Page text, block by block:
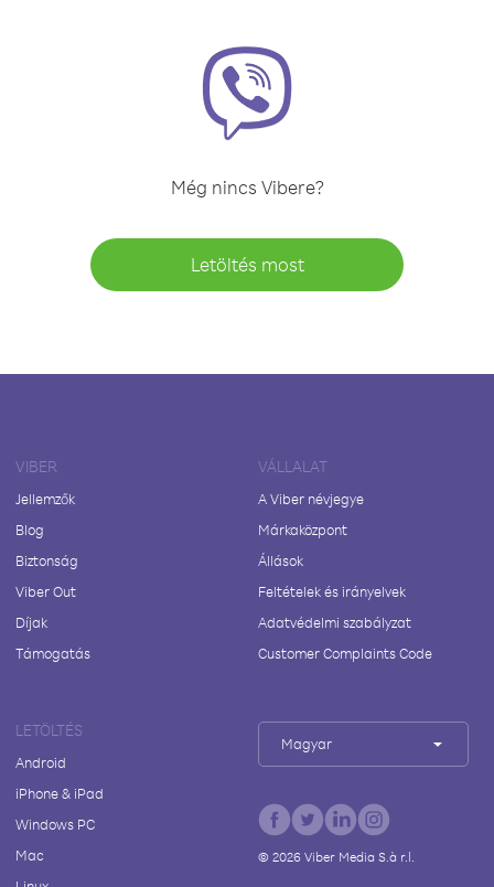
Még nincs Vibere?
Letöltés most
VIBER
Jellemzők
Blog
Biztonság
Viber Out
Díjak
Támogatás
VÁLLALAT
A Viber névjegye
Márkaközpont
Állások
Feltételek és irányelvek
Adatvédelmi szabályzat
Customer Complaints Code
LETÖLTÉS
Android
iPhone & iPad
Windows PC
Mac
Magyar
© 2026Viber Media S.à r.l.